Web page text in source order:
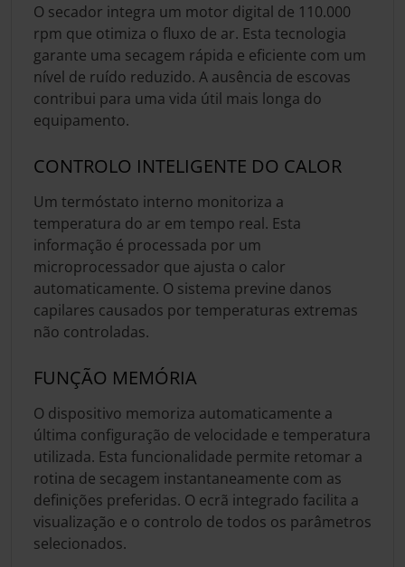
O secador integra um motor digital de 110.000
rpm que otimiza o fluxo de ar. Esta tecnologia
garante uma secagem rápida e eficiente com um
nível de ruído reduzido. A ausência de escovas
contribui para uma vida útil mais longa do
equipamento.
CONTROLO INTELIGENTE DO CALOR
Um termóstato interno monitoriza a
temperatura do ar em tempo real. Esta
informação é processada por um
microprocessador que ajusta o calor
automaticamente. O sistema previne danos
capilares causados por temperaturas extremas
não controladas.
FUNÇÃO MEMÓRIA
O dispositivo memoriza automaticamente a
última configuração de velocidade e temperatura
utilizada. Esta funcionalidade permite retomar a
rotina de secagem instantaneamente com as
definições preferidas. O ecrã integrado facilita a
visualização e o controlo de todos os parâmetros
selecionados.